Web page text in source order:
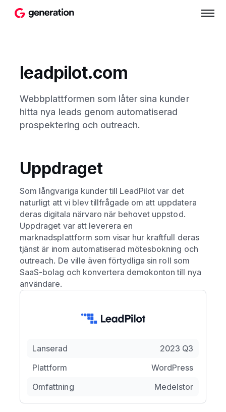
leadpilot.com
Webbplattformen som låter sina kunder
hitta nya leads genom automatiserad
prospektering och outreach.
Uppdraget
Som långvariga kunder till LeadPilot var det
naturligt att vi blev tillfrågade om att uppdatera
deras digitala närvaro när behovet uppstod.
Uppdraget var att leverera en
marknadsplattform som visar hur kraftfull deras
tjänst är inom automatiserad mötesbokning och
outreach. De ville även förtydliga sin roll som
SaaS-bolag och konvertera demokonton till nya
användare.
Lanserad
2023 Q3
Plattform
WordPress
Omfattning
Medelstor